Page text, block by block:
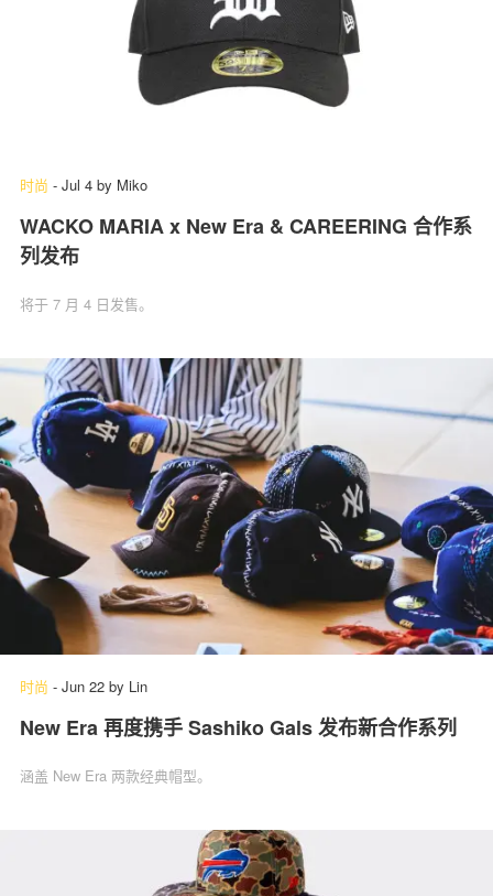
时尚 - Jul 4 by Miko
WACKO MARIA x New Era & CAREERING 合作系
列发布
将于 7 月 4 日发售。
时尚 - Jun 22 by Lin
New Era 再度携手 Sashiko Gals 发布新合作系列
涵盖 New Era 两款经典帽型。